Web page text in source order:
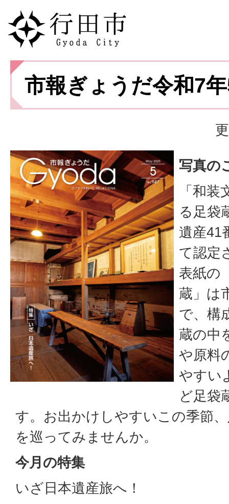
市報ぎょうだ令和7
写真の
「和
る足袋
遺産41
て認定
表紙の
蔵」は
で、構
蔵の中
や原料
やすい
ど足袋
す。お出かけしやすいこの季節
を巡ってみませんか。
今月の特集
いざ日本遺産旅へ！